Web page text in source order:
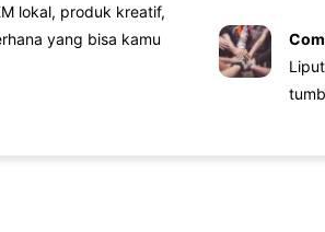
lokal, produk kreatif,
yang bisa kamu